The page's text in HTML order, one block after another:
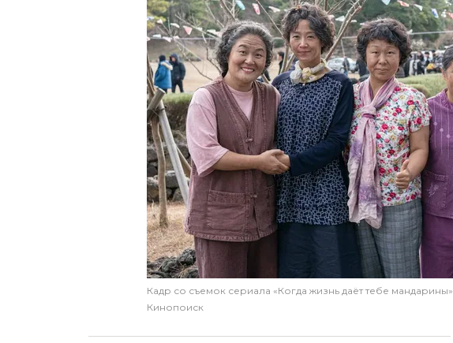
Кадр со съемок сериала «Когда жизнь даёт тебе мандарины»
Кинопоиск